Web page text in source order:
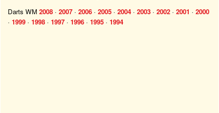
Darts WM 2008 · 2007 · 2006 · 2005 · 2004 · 2003 · 2002 · 2001 · 2000
· 1999 · 1998 · 1997 · 1996 · 1995 · 1994